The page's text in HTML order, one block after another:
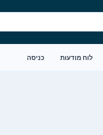
לוח מודעות כניסה